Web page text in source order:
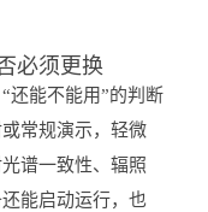
必须更换
还能不能用”的判断
常规演示，轻微
谱一致性、辐照
能启动运行，也